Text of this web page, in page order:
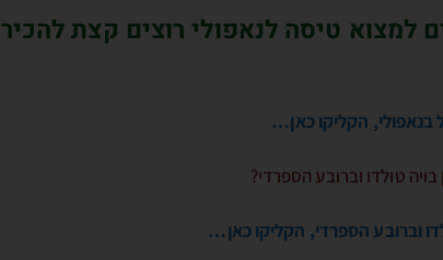
למצוא טיסה לנאפולי רוצים קצת להכיר
הקליקו כאן…
טולדו וברובע הספרדי?
וברובע הספרדי, הקליקו כאן…